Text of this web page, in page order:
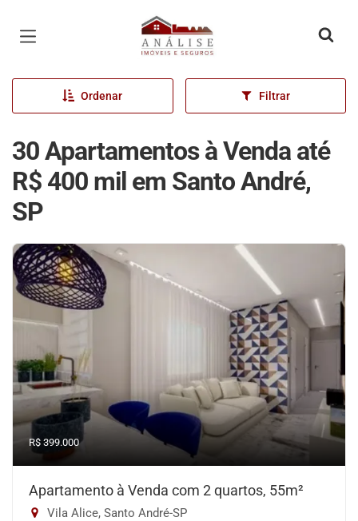
Página inicial
Ordenar Filtrar
30 Apartamentos à Venda até
R$ 400 mil em Santo André,
SP
R$ 399.000
Apartamento à Venda com 2 quartos, 55m²
Vila Alice, Santo André-SP